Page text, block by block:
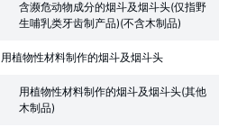
含濒危动物成分的烟斗及烟斗头(仅指野
生哺乳类牙齿制产品)(不含木制品)
用植物性材料制作的烟斗及烟斗头
用植物性材料制作的烟斗及烟斗头(其他
木制品)